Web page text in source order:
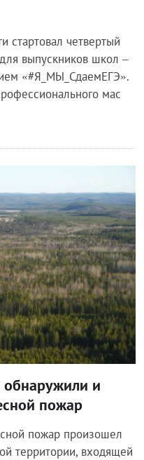
стартовал четвертый
выпускников школ –
«#Я_МЫ_СдаемЕГЭ».
мас
обнаружили и
пожар
пожар произошел
территории, входящей